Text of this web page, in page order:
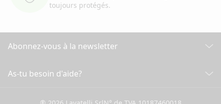
toujours protégés.
Abonnez-vous à la newsletter
As-tu besoin d'aide?